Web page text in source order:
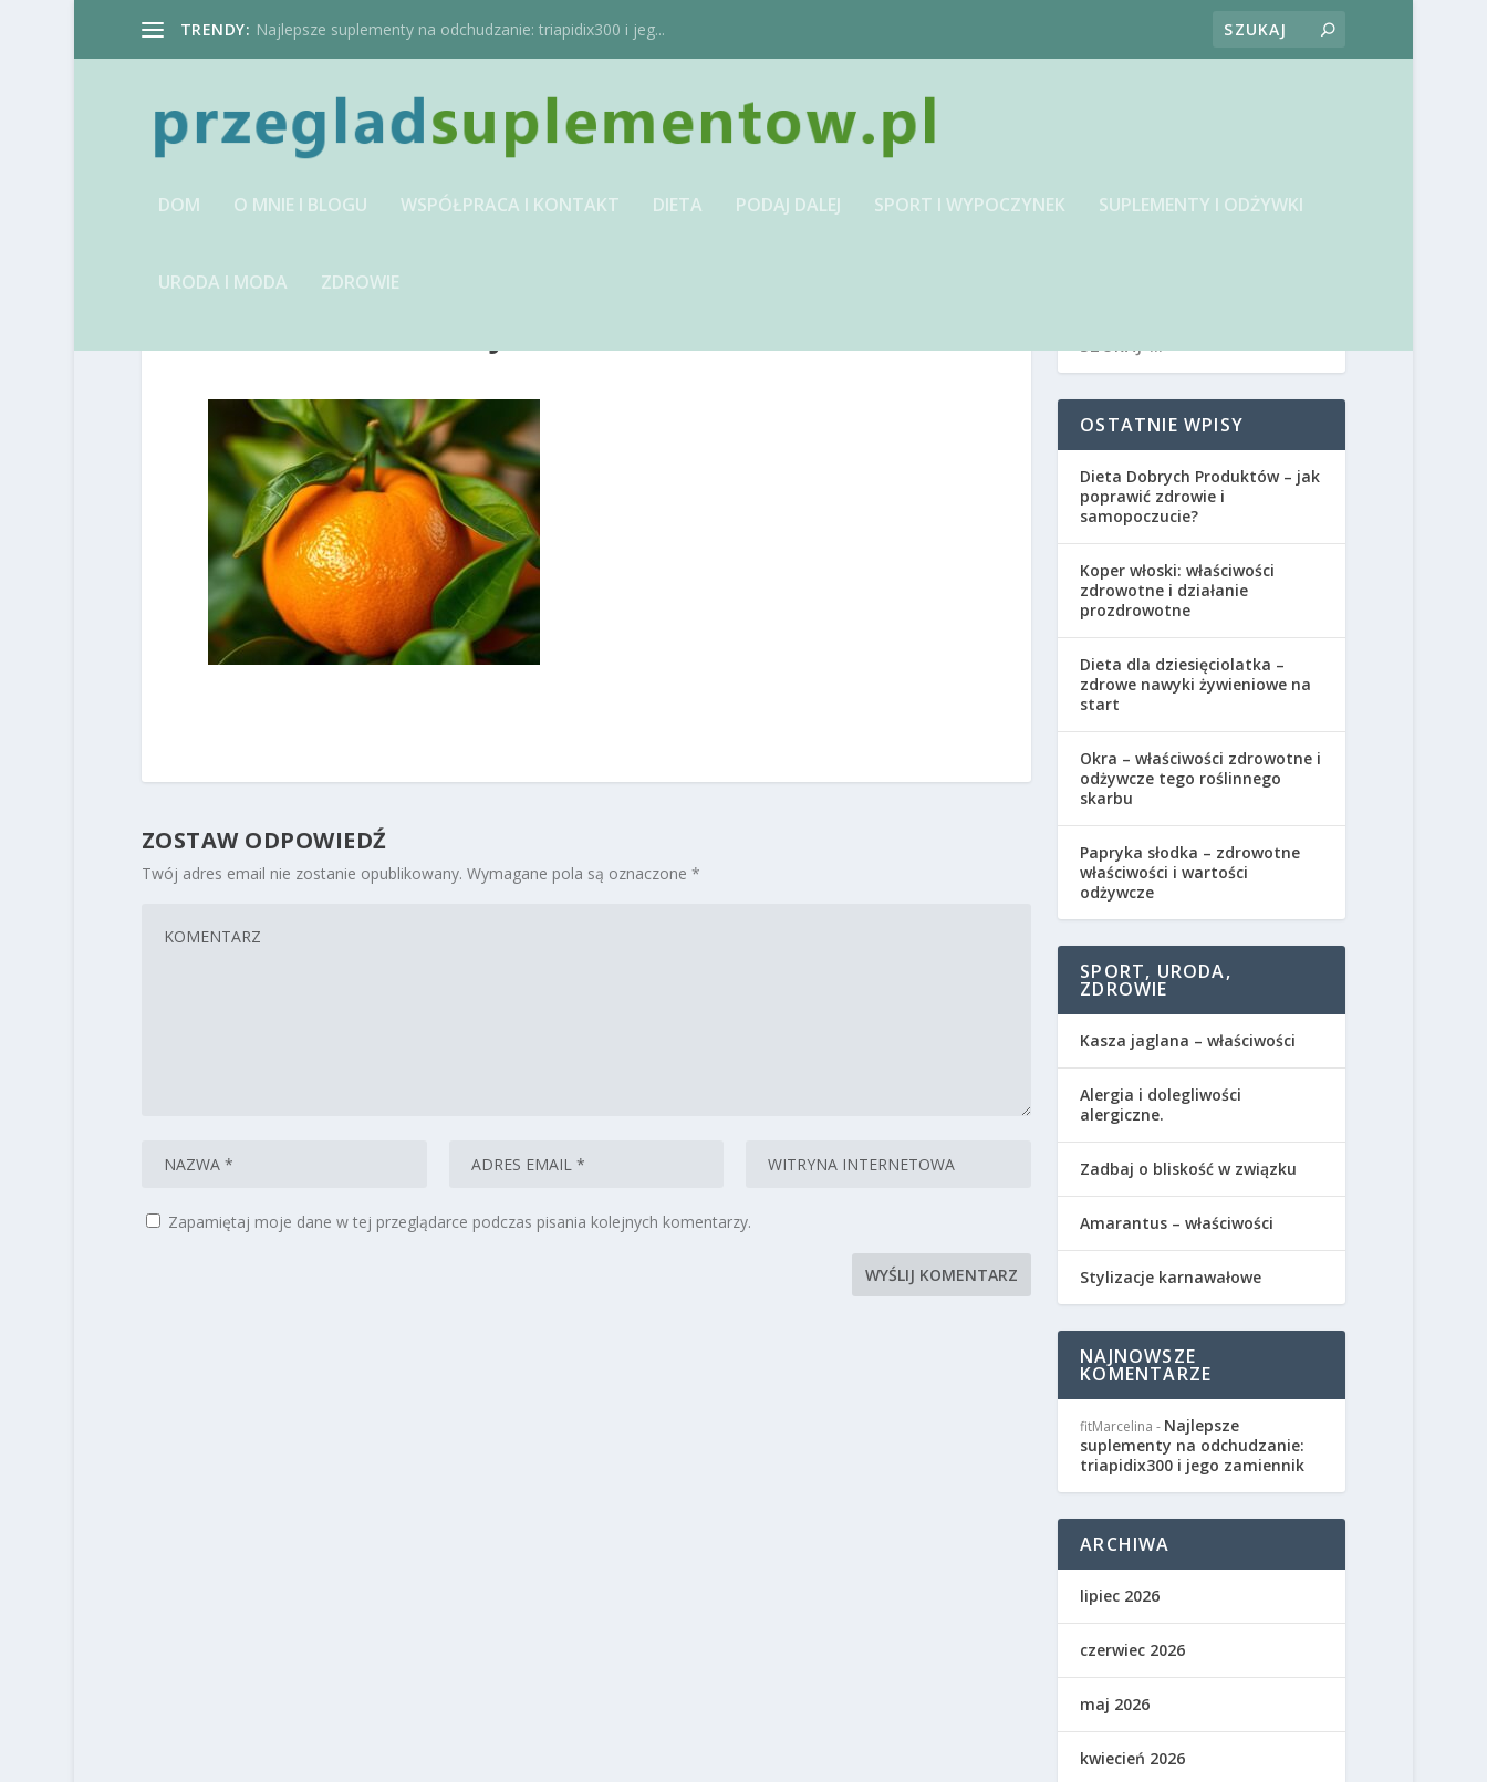
TRENDY: Najlepsze suplementy na odchudzanie: triapidix300 i jeg...
DOM O MNIE I BLOGU WSPÓŁPRACA I KONTAKT DIETA PODAJ DALEJ SPORT I WYPOCZYNEK SUPLEMENTY I ODŻYWKI
URODA I MODA ZDROWIE
ZOSTAW ODPOWIEDŹ
Twój adres email nie zostanie opublikowany. Wymagane pola są oznaczone *
Zapamiętaj moje dane w tej przeglądarce podczas pisania kolejnych komentarzy.
OSTATNIE WPISY
Dieta Dobrych Produktów – jak
poprawić zdrowie i
samopoczucie?
Koper włoski: właściwości
zdrowotne i działanie
prozdrowotne
Dieta dla dziesięciolatka –
zdrowe nawyki żywieniowe na
start
Okra – właściwości zdrowotne i
odżywcze tego roślinnego
skarbu
Papryka słodka – zdrowotne
właściwości i wartości
odżywcze
SPORT, URODA,
ZDROWIE
Kasza jaglana – właściwości
Alergia i dolegliwości
alergiczne.
Zadbaj o bliskość w związku
Amarantus – właściwości
Stylizacje karnawałowe
NAJNOWSZE
KOMENTARZE
fitMarcelina - Najlepsze
suplementy na odchudzanie:
triapidix300 i jego zamiennik
ARCHIWA
lipiec 2026
czerwiec 2026
maj 2026
kwiecień 2026